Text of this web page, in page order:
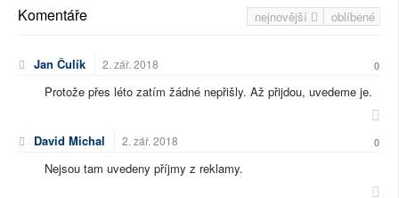
nejnovější oblíbené
Komentáře
Jan Čulík 2. zář. 2018 0
Protože přes léto zatím žádné nepřišly. Až přijdou, uvedeme je.
David Michal 2. zář. 2018 0
Nejsou tam uvedeny příjmy z reklamy.